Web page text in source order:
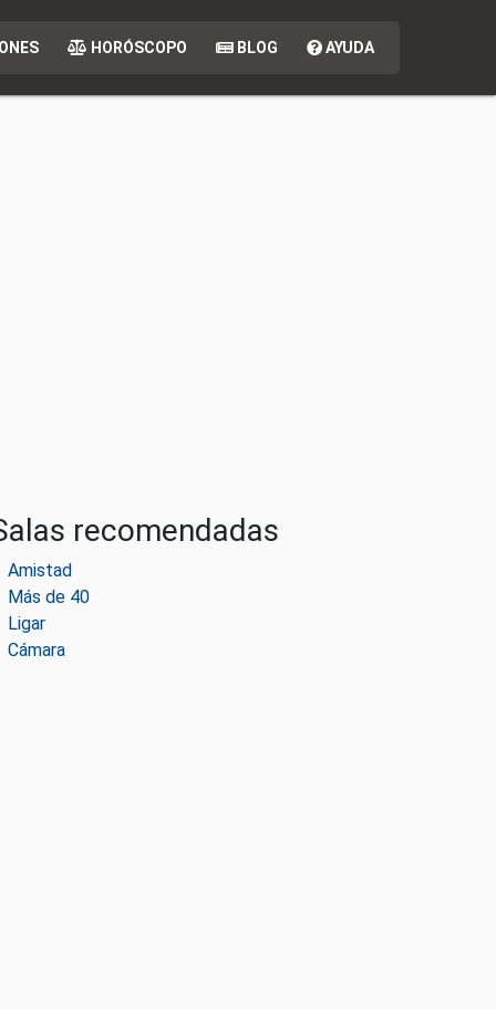
HORÓSCOPO BLOG AYUDA
recomendadas
Amistad
Más de 40
Ligar
Cámara